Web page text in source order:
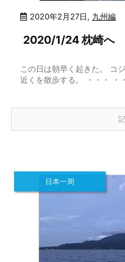
2020年2月27日, 九州編
2020/1/24 枕崎へ
この日は朝早く起きた。 コ
近くを散歩する。 ・・・ ・
日本一周